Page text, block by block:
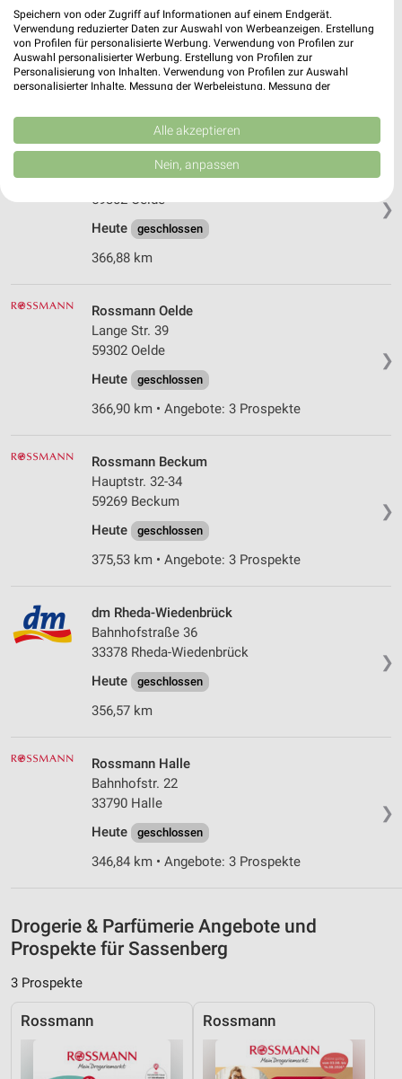
dm Oelde
Rhedaer Straße 3
59302 Oelde
Heute geschlossen
❯
Parfümerie Pieper Oelde
Lange Straße 21
59302 Oelde
Heute
geschlossen
366,88 km
❯
Rossmann Oelde
Lange Str. 39
59302 Oelde
Heute
geschlossen
366,90 km • Angebote: 3 Prospekte
❯
Rossmann Beckum
Hauptstr. 32-34
59269 Beckum
Heute
geschlossen
375,53 km • Angebote: 3 Prospekte
❯
dm Rheda-Wiedenbrück
Bahnhofstraße 36
33378 Rheda-Wiedenbrück
Heute
geschlossen
356,57 km
❯
Rossmann Halle
Bahnhofstr. 22
33790 Halle
Heute
geschlossen
346,84 km • Angebote: 3 Prospekte
Drogerie & Parfümerie Angebote und
Prospekte für Sassenberg
3 Prospekte
Rossmann Rossmann
Speichern von oder Zugriff auf Informationen auf einem Endgerät.
Verwendung reduzierter Daten zur Auswahl von Werbeanzeigen. Erstellung
von Profilen für personalisierte Werbung. Verwendung von Profilen zur
Auswahl personalisierter Werbung. Erstellung von Profilen zur
Personalisierung von Inhalten. Verwendung von Profilen zur Auswahl
personalisierter Inhalte. Messung der Werbeleistung. Messung der
Kombinationen von Daten aus verschiedenen Quellen. Entwicklung und
Verbesserung der Angebote. Verwendung reduzierter Daten zur Auswahl
von Inhalten.
Daten können außerhalb der Europäischen Union weitergegeben und in die
Website/App.
Partnerliste anzeigen (1 IAB-Anbieter)
Wir nutzen Ihre Daten für folgende Zwecke:
Speichern von oder Zugriff auf Informationen
auf einem Endgerät
Verwendung reduzierter Daten zur Auswahl von
Erstellung von Profilen für personalisierte
Verwendung von Profilen zur Auswahl
personalisierter Werbung
Erstellung von Profilen zur Personalisierung
von Inhalten
Verwendung von Profilen zur Auswahl
Messung der Werbeleistung
Messung der Performance von Inhalten
Analyse von Zielgruppen durch Statistiken oder
Kombinationen von Daten aus verschiedenen
Entwicklung und Verbesserung der Angebote
Verwendung reduzierter Daten zur Auswahl von
IAB-Besonderheiten:
Verwendung genauer Standortdaten
Informationen identifizieren
Nicht-IAB-Verarbeitungszwecke:
Notwendig
Funktional
Alle akzeptieren
Nein, anpassen